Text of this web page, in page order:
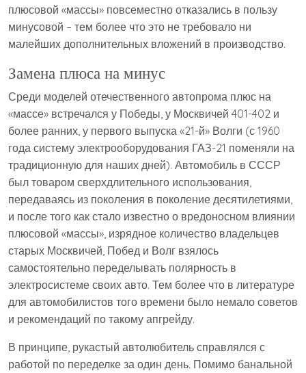
плюсовой «массы» повсеместно отказались в пользу
минусовой – тем более что это не требовало ни
малейших дополнительных вложений в производство.
Замена плюса на минус
Среди моделей отечественного автопрома плюс на
«массе» встречался у Победы, у Москвичей 401-402 и
более ранних, у первого выпуска «21-й» Волги (с 1960
года систему электрооборудования ГАЗ-21 поменяли на
традиционную для наших дней). Автомобиль в СССР
был товаром сверхдлительного использования,
передаваясь из поколения в поколение десятилетиями,
и после того как стало известно о вредоносном влиянии
плюсовой «массы», изрядное количество владельцев
старых Москвичей, Побед и Волг взялось
самостоятельно переделывать полярность в
электросистеме своих авто. Тем более что в литературе
для автомобилистов того времени было немало советов
и рекомендаций по такому апгрейду.
В принципе, рукастый автолюбитель справлялся с
работой по переделке за один день. Помимо банальной